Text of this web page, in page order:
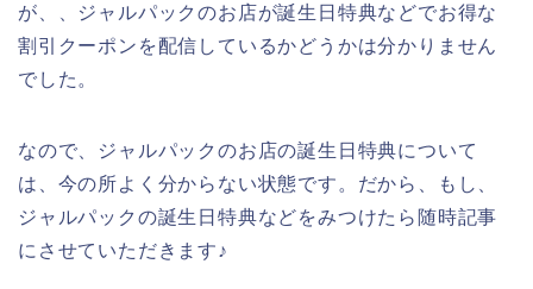
が、、ジャルパックのお店が誕生日特典などでお得な
割引クーポンを配信しているかどうかは分かりません
でした。
なので、ジャルパックのお店の誕生日特典について
は、今の所よく分からない状態です。だから、もし、
ジャルパックの誕生日特典などをみつけたら随時記事
にさせていただきます♪